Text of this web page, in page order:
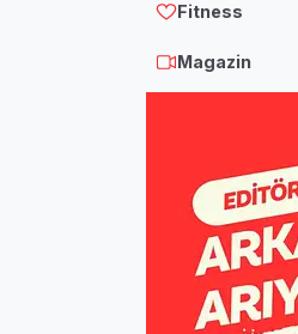
Fitness
Magazin